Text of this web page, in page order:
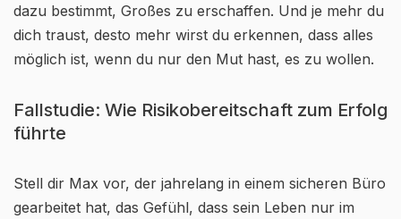
dazu bestimmt, Großes zu erschaffen. Und je mehr du
dich traust, desto mehr wirst du erkennen, dass alles
möglich ist, wenn du nur den Mut hast, es zu wollen.
Fallstudie: Wie Risikobereitschaft zum Erfolg
führte
Stell dir Max vor, der jahrelang in einem sicheren Büro
gearbeitet hat, das Gefühl, dass sein Leben nur im